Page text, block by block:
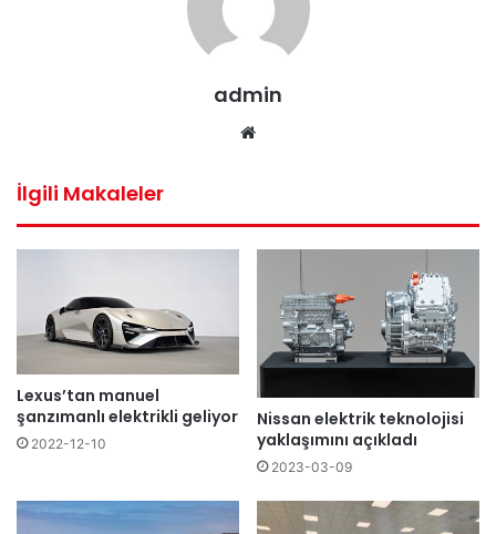
admin
İlgili Makaleler
Lexus’tan manuel
şanzımanlı elektrikli geliyor
2022-12-10
Nissan elektrik teknolojisi
yaklaşımını açıkladı
2023-03-09